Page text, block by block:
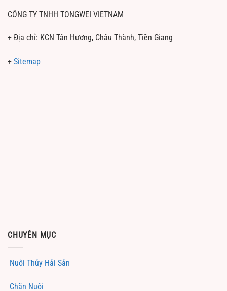
CÔNG TY TNHH TONGWEI VIETNAM
+ Địa chỉ: KCN Tân Hương, Châu Thành, Tiền Giang
+ Sitemap
CHUYÊN MỤC
Nuôi Thủy Hải Sản
Chăn Nuôi